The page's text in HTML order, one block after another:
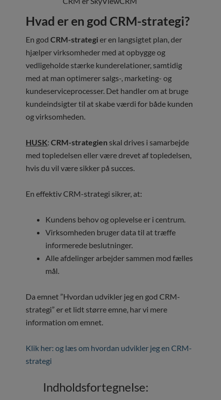
Hvad er en god CRM-strategi?
En godCRM-strategier en langsigtet plan, der
hjælper virksomheder med at opbygge og
vedligeholde stærke kunderelationer, samtidig
med at man optimerer salgs-, marketing- og
kundeserviceprocesser. Det handler om at bruge
kundeindsigter til at skabe værdi for både kunden
og virksomheden.
HUSK:CRM-strategien skal drives i samarbejde
med topledelsen eller være drevet af topledelsen,
hvis du vil være sikker på succes.
En effektiv CRM-strategi sikrer, at:
Kundens behov og oplevelse er i centrum.
Virksomheden bruger data til at træffe
informerede beslutninger.
Alle afdelinger arbejder sammen mod fælles
mål.
Da emnet ”Hvordan udvikler jeg en god CRM-
strategi” er et lidt større emne, har vi mere
information om emnet.
Klik her: og læs om hvordan udvikler jeg en CRM-
strategi
Indholdsfortegnelse: